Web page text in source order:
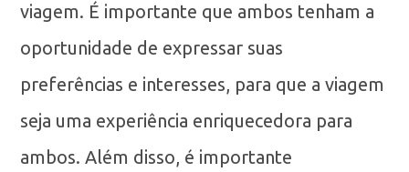
viagem. É importante que ambos tenham a
oportunidade de expressar suas
preferências e interesses, para que a viagem
seja uma experiência enriquecedora para
ambos. Além disso, é importante